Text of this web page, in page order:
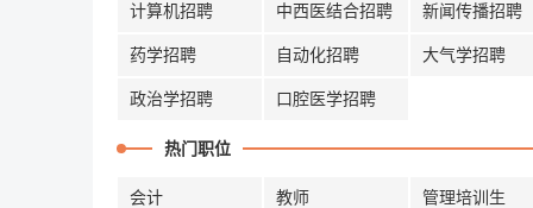
计算机招聘 中西医结合招聘 新闻传播招聘
药学招聘 自动化招聘 大气学招聘
政治学招聘 口腔医学招聘
热门职位
会计 教师 管理培训生